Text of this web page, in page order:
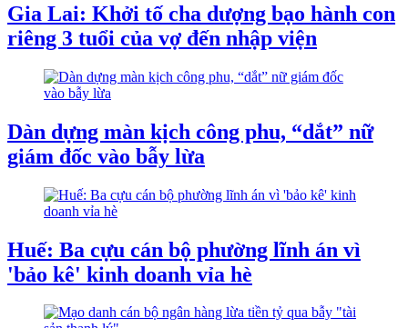
Gia Lai: Khởi tố cha dượng bạo hành con
riêng 3 tuổi của vợ đến nhập viện
Dàn dựng màn kịch công phu, “dắt” nữ
giám đốc vào bẫy lừa
Huế: Ba cựu cán bộ phường lĩnh án vì
'bảo kê' kinh doanh vỉa hè